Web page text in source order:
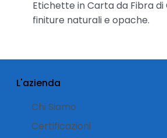
Etichette in Carta da Fibra di
finiture naturali e opache.
L'azienda
Chi Siamo
Certificazioni